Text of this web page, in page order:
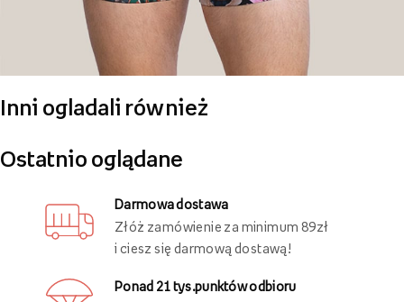
Inni ogladali również
Ostatnio oglądane
Darmowa dostawa
Złóż zamówienie za minimum 89zł
i ciesz się darmową dostawą!
Ponad 21 tys.punktów odbioru